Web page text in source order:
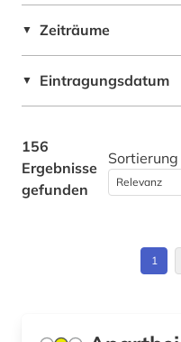
demographie (5)
dendi (1)
digital
dokumentarfilm (1)
Finnland (1)
Griechenland (1)
Großbritannien (6)
▼ Zeiträume
▼ Eintragungsdatum
156
Ergebnisse
gefunden
Sortierung
1